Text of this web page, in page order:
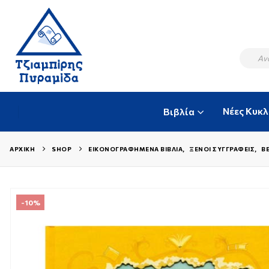
Βιβλία Νέες
ΑΡΧΙΚΉ SHOP ΕΙΚΟΝΟΓΡΑΦΗΜΈΝΑ ΒΙΒΛΊΑ, ΞΈΝΟΙ ΣΥΓΓΡΑΦΕΊΣ,
-10%